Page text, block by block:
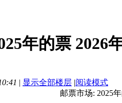
年的票 2026
| 显示全部楼层 |阅读模式
年的票